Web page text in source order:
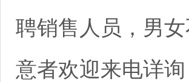
聘销售人员，男
意者欢迎来电详